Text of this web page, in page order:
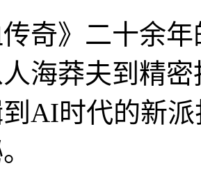
奇》二十余
海莽夫到精
AI时代的新